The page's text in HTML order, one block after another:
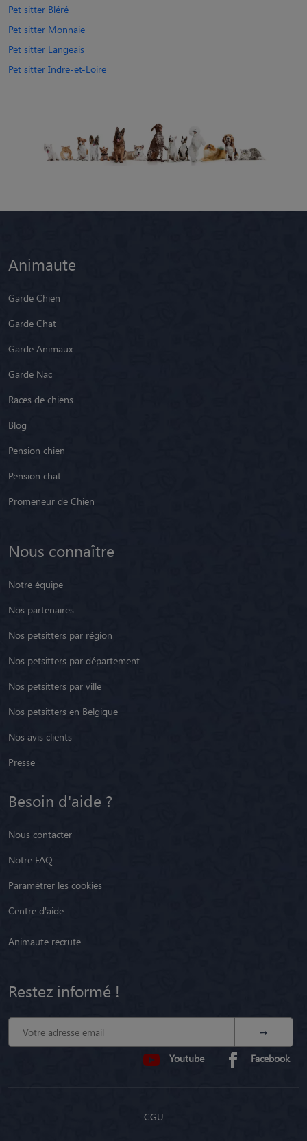
Pet sitter Bléré
Pet sitter Monnaie
Pet sitter Langeais
Pet sitter Indre-et-Loire
Animaute
Garde Chien
Garde Chat
Garde Animaux
Garde Nac
Races de chiens
Blog
Pension chien
Pension chat
Promeneur de Chien
Nous connaître
Notre équipe
Nos partenaires
Nos petsitters par région
Nos petsitters par département
Nos petsitters par ville
Nos petsitters en Belgique
Nos avis clients
Presse
Besoin d'aide ?
Nous contacter
Notre FAQ
Paramétrer les cookies
Centre d'aide
Animaute recrute
Restez informé !
Youtube Facebook
CGU